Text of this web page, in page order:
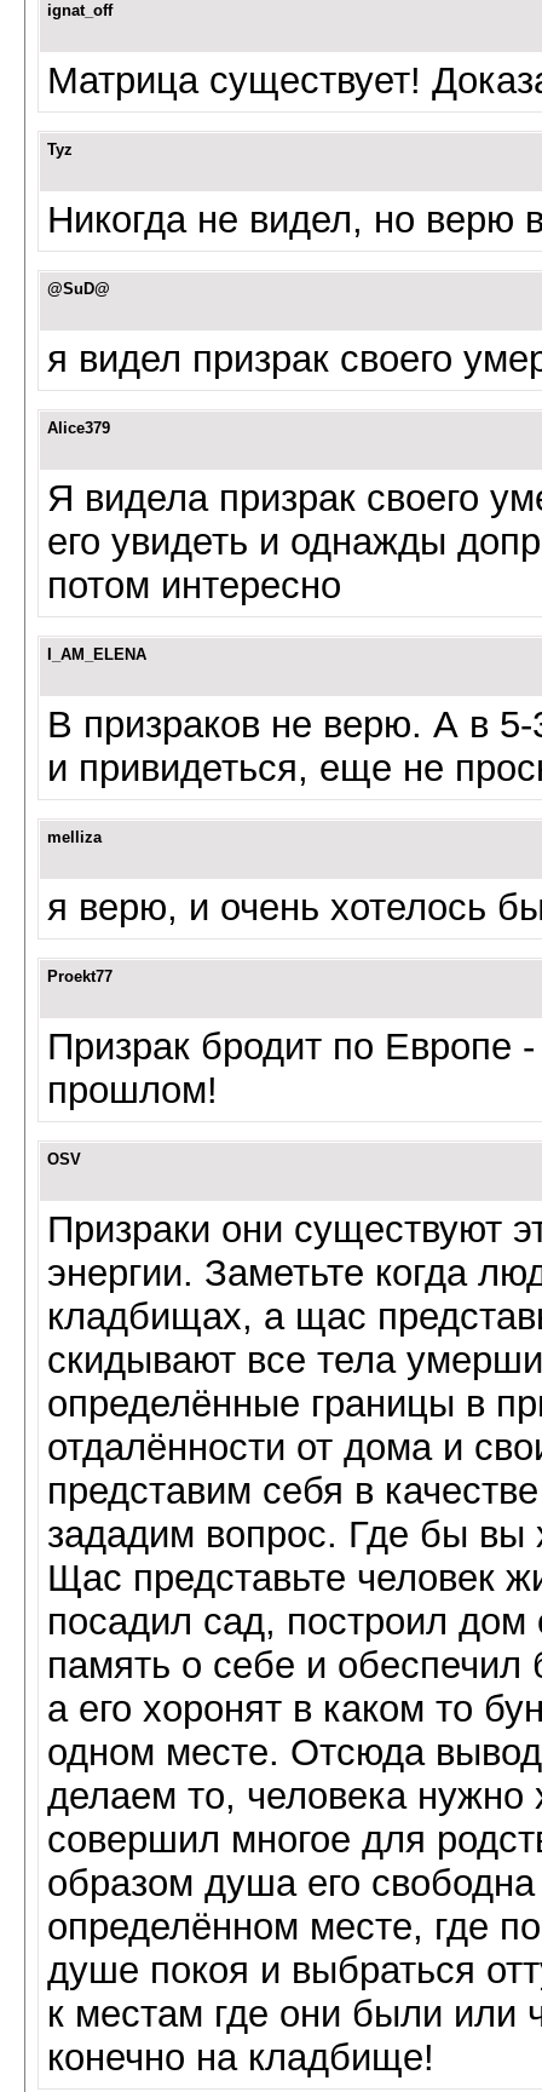
ignat_off
Матрица существует!
Tyz
Никогда не видел, но верю
@SuD@
я видел призрак своего
Alice379
Я видела призрак своего
его увидеть и однажды
потом интересно
I_AM_ELENA
В призраков не верю. А в
и привидеться, еще не
melliza
я верю, и очень хотелось
Proekt77
Призрак бродит по Европе
прошлом!
OSV
Призраки они существуют
энергии. Заметьте когда
кладбищах, а щас
скидывают все тела
определённые границы в
отдалённости от дома и
представим себя в
зададим вопрос. Где бы вы
Щас представьте человек
посадил сад, построил
память о себе и обеспечил
а его хоронят в каком то
одном месте. Отсюда
делаем то, человека нужно
совершил многое для
образом душа его свободна
определённом месте, где
душе покоя и выбраться
к местам где они были или
конечно на кладбище!